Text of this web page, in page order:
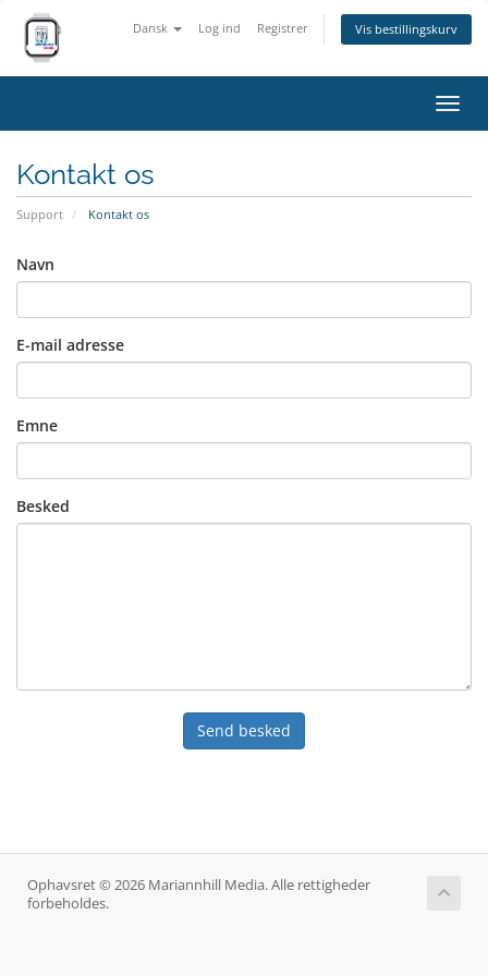
Dansk Log ind Registrer Vis bestillingskurv
Skift
Kontakt os
Support Kontakt os
Navn
E-mail adresse
Emne
Besked
Send besked
Ophavsret © 2026 Mariannhill Media. Alle rettigheder
forbeholdes.